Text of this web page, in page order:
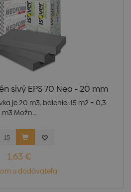
sivý EPS 70 Neo - 20 mm
je 20 m3. balenie: 15 m2 = 0,3
m3 Možn...
1,63 €
u dodávateľa